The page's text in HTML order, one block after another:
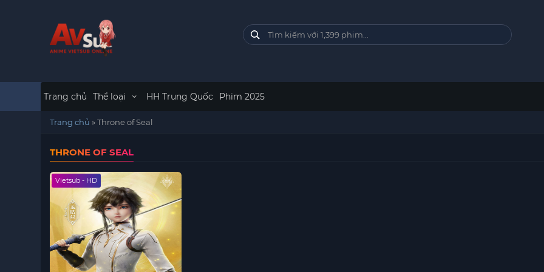
Trang chủ Thể loại HH Trung Quốc Phim 2025
Trang chủ »Throne of Seal
THRONE OF SEAL
Vietsub - HD